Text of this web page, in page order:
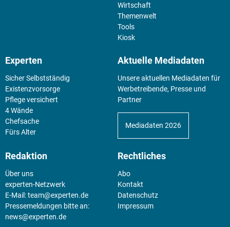
Wirtschaft
Themenwelt
Tools
Kiosk
Experten
Sicher Selbstständig
Existenz­vorsorge
Pflege versichert
4 Wände
Chefsache
Fürs Alter
Aktuelle Mediadaten
Unsere aktuellen Mediadaten für
Werbetreibende, Presse und
Partner
Mediadaten 2026
Redaktion
Über uns
experten-Netzwerk
E-Mail:team@experten.de
Pressemeldungen bitte an:
news@experten.de
Rechtliches
Abo
Kontakt
Datenschutz
Impressum